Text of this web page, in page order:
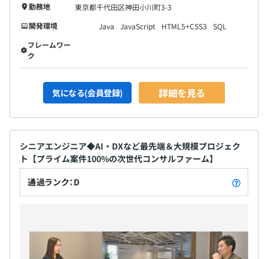
勤務地
東京都千代田区神田小川町3-3
開発環境
Java JavaScript HTML5+CSS3
SQL
フレームワー
ク
気になる(会員登録) 詳細を見る
シニアエンジニア◆AI・DXなど最先端＆大規模プロジェク
ト【プライム案件100%の次世代コンサルファーム】
通過ランク：D